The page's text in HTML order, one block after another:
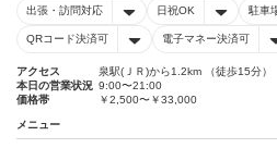
出張・訪問対応 日祝OK 駐車
QRコード決済可 電子マネー決済可
アクセス
泉駅(ＪＲ)から1.2km （徒歩15分）
本日の営業状況 9:00〜21:00
価格帯
￥2,500〜￥33,000
メニュー